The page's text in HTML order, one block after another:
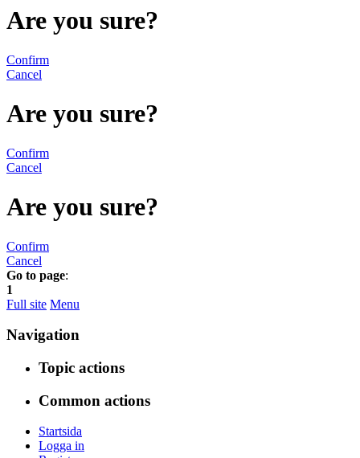
Are you sure?
Confirm
Cancel
Are you sure?
Confirm
Cancel
Are you sure?
Confirm
Cancel
Go to page:
1
Full site Menu
Navigation
Topic actions
Common actions
Startsida
Logga in